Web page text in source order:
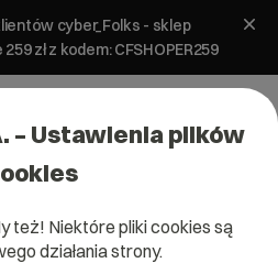
cyber_Folks - sklep
zł z kodem: CFSHOPER259
– Ustawienia plików
też! Niektóre pliki cookies są
działania strony.